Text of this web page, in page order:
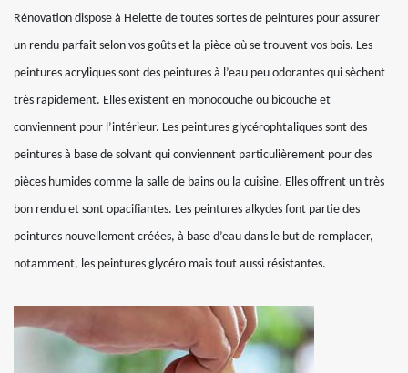
Rénovation dispose à Helette de toutes sortes de peintures pour assurer
un rendu parfait selon vos goûts et la pièce où se trouvent vos bois. Les
peintures acryliques sont des peintures à l’eau peu odorantes qui sèchent
très rapidement. Elles existent en monocouche ou bicouche et
conviennent pour l’intérieur. Les peintures glycérophtaliques sont des
peintures à base de solvant qui conviennent particulièrement pour des
pièces humides comme la salle de bains ou la cuisine. Elles offrent un très
bon rendu et sont opacifiantes. Les peintures alkydes font partie des
peintures nouvellement créées, à base d’eau dans le but de remplacer,
notamment, les peintures glycéro mais tout aussi résistantes.